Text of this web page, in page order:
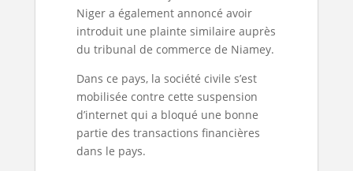
Niger a également annoncé avoir
introduit une plainte similaire auprès
du tribunal de commerce de Niamey.
Dans ce pays, la société civile s’est
mobilisée contre cette suspension
d’internet qui a bloqué une bonne
partie des transactions financières
dans le pays.